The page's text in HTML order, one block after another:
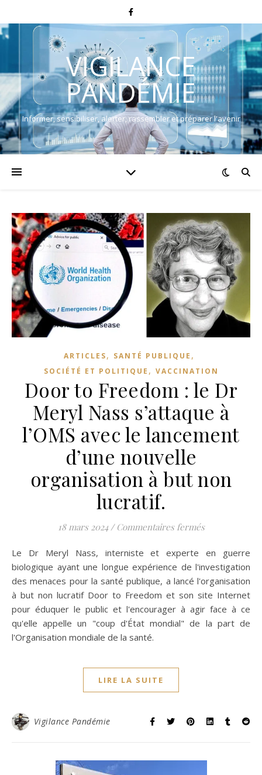
VIGILANCE
PANDÉMIE
Informer, sensibiliser, alerter, rassembler et préparer l'avenir
ARTICLES, SANTÉ PUBLIQUE ,
SOCIÉTÉ ET POLITIQUE , VACCINATION
Door to Freedom : le Dr
Meryl Nass s’attaque à
l’OMS avec le lancement
d’une nouvelle
organisation à but non
lucratif.
18 mars 2024 / Commentaires ferméssur Door to
Le Dr Meryl Nass, interniste et experte en guerre
biologique ayant une longue expérience de l'investigation
des menaces pour la santé publique, a lancé l'organisation
à but non lucratif Door to Freedom et son site Internet
pour éduquer le public et l'encourager à agir face à ce
qu'elle appelle un "coup d'État mondial" de la part de
l'Organisation mondiale de la santé.
LIRE LA SUITE
Vigilance Pandémie